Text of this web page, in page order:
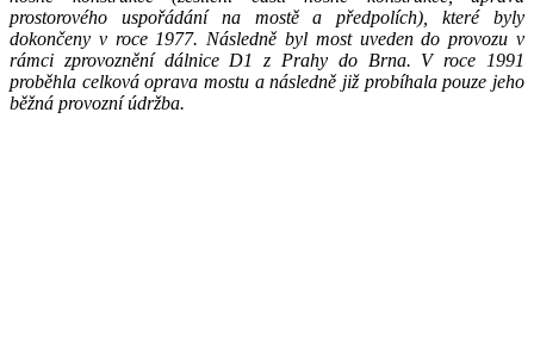
prostorového uspořádání na mostě a předpolích), které byly
dokončeny v roce 1977. Následně byl most uveden do provozu v
rámci zprovoznění dálnice D1 z Prahy do Brna. V roce 1991
proběhla celková oprava mostu a následně již probíhala pouze jeho
běžná provozní údržba.